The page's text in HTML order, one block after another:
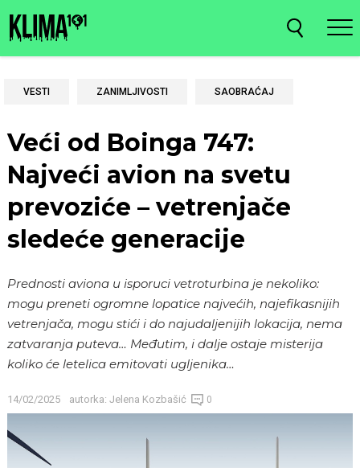
VESTI ZANIMLJIVOSTI SAOBRAĆAJ
Veći od Boinga 747:
Najveći avion na svetu
prevoziće – vetrenjače
sledeće generacije
Prednosti aviona u isporuci vetroturbina je nekoliko:
mogu preneti ogromne lopatice najvećih, najefikasnijih
vetrenjača, mogu stići i do najudaljenijih lokacija, nema
zatvaranja puteva… Međutim, i dalje ostaje misterija
koliko će letelica emitovati ugljenika…
14/02/2025 autorka: Jelena Kozbašić 0